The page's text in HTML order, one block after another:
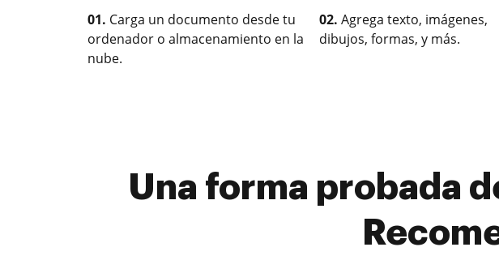
01. Carga un documento desde tu
ordenador o almacenamiento en la
nube.
02. Agrega texto, imágenes,
dibujos, formas, y más.
Una forma probada